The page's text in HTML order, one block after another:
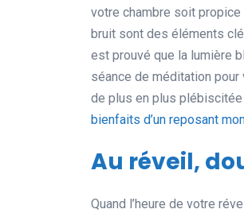
votre chambre soit propice
bruit sont des éléments
est prouvé que la lumière
séance de méditation pour
de plus en plus
bienfaits d’un reposant
Au réveil,
Quand l’heure de votre